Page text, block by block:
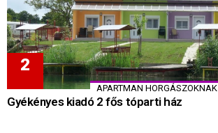
APARTMAN HORGÁSZOKNAK
Gyékényes kiadó 2 fős tóparti ház